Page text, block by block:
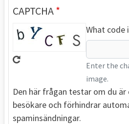
CAPTCHA
What code
Enter the
image.
Den här frågan testar om du är
besökare och förhindrar
spaminsändningar.